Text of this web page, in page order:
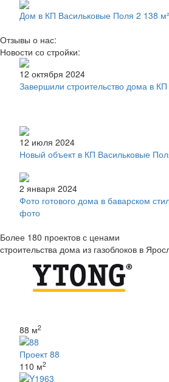
Дом в КП Васильковые Поля 2 138
Отзывы о нас:
Новости со стройки:
12 октября 2024
Завершили строительство дома в
12 июля 2024
Новый объект в КП Васильковые
2 января 2024
Фото готового дома в баварском
фото
Более 180 проектов с ценами
строительства дома из газоблоков в
88 м2
Проект 88
110 м2